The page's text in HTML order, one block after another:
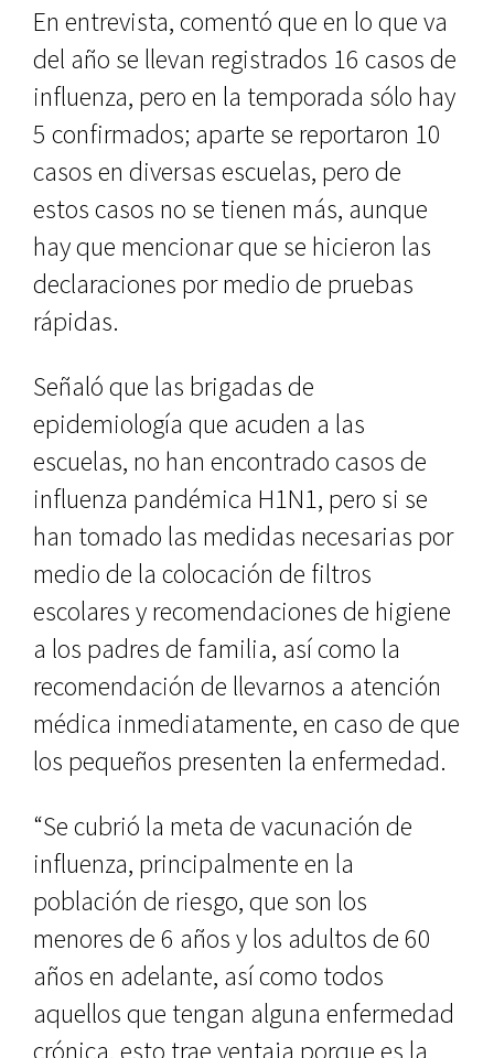
En entrevista, comentó que en lo que va
del año se llevan registrados 16 casos de
influenza, pero en la temporada sólo hay
5 confirmados; aparte se reportaron 10
casos en diversas escuelas, pero de
estos casos no se tienen más, aunque
hay que mencionar que se hicieron las
declaraciones por medio de pruebas
rápidas.
Señaló que las brigadas de
epidemiología que acuden a las
escuelas, no han encontrado casos de
influenza pandémica H1N1, pero si se
han tomado las medidas necesarias por
medio de la colocación de filtros
escolares y recomendaciones de higiene
a los padres de familia, así como la
recomendación de llevarnos a atención
médica inmediatamente, en caso de que
los pequeños presenten la enfermedad.
“Se cubrió la meta de vacunación de
influenza, principalmente en la
población de riesgo, que son los
menores de 6 años y los adultos de 60
años en adelante, así como todos
aquellos que tengan alguna enfermedad
crónica, esto trae ventaja porque es la